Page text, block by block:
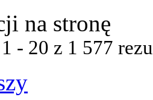
na stronę
- 20 z 1 577